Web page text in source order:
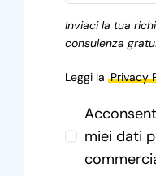
Inviaci la tua
consulenza
Leggi la Privacy
miei dati